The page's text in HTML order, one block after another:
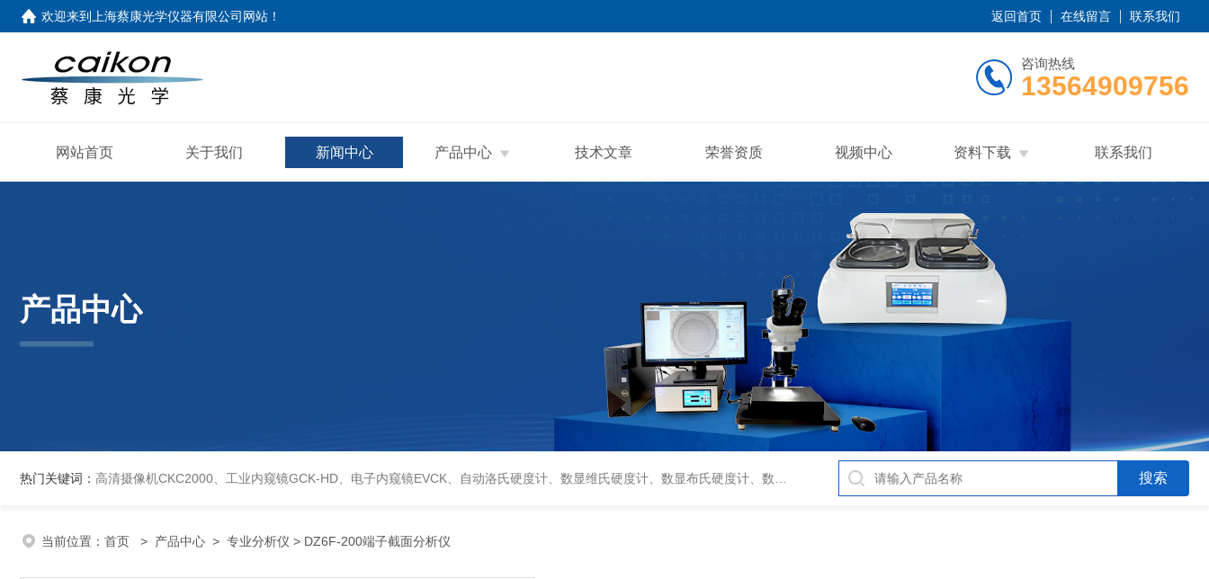
欢迎来到 上海蔡康光学仪器有限公司网站 ！ 返回首页 在线留言 联系我们
咨询热线
13564909756
网站首页 关于我们 新闻中心 产品中心 技术文章 荣誉资质 视频中心 资料下载 联系我们
产品中心
热门关键词： 高清摄像机CKC2000、工业内窥镜GCK-HD、电子内窥镜EVCK、自动洛氏硬度计、数显维氏硬度计、数显布氏硬度计、数显维氏硬度计、液晶自动淬火试验机CK-IV-2、倒置金相显微镜DMM-480C、透反射偏光显微镜XPF-550C、倒置生物显微镜XDS-800C、荧光显微镜DFM-66C、体视显微镜XTL-3400C、金相抛光机PG-2A、金相预磨机YM-2A、金相切割机QG-4A、金相镶嵌机XQ-1、自动金相磨抛机YMPZ-2、金相磨平机MPJ-25
当前位置： 首页 > 产品中心 > 专业分析仪 > DZ6F-200端子截面分析仪